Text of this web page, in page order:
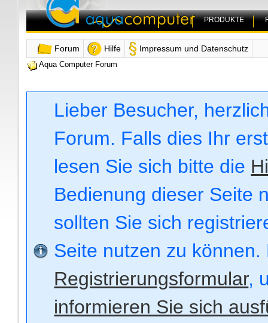
PRODUKTE
Forum Hilfe Impressum und Datenschutz
Aqua Computer Forum
Lieber Besucher,
Forum. Falls dies Ihr
lesen Sie sich bitte die
Bedienung dieser Seite
sollten Sie sich
Seite nutzen zu
Registrierungsformular,
informieren Sie sich